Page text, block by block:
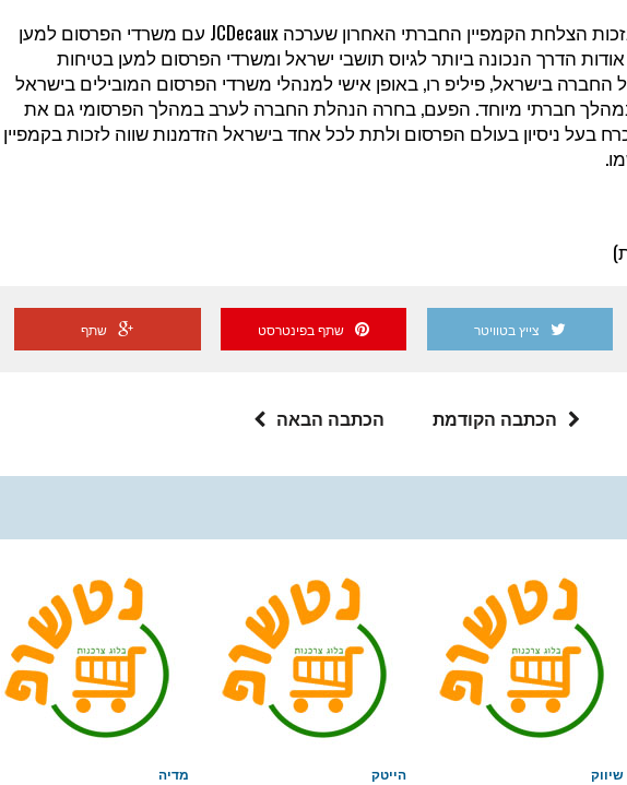
בזכות הצלחת הקמפיין החברתי האחרון שערכה JCDecaux עם משרדי הפרסום למען
הדרך הנכונה ביותר לגיוס תושבי ישראל ומשרדי הפרסום למען בטיחות
החברה בישראל, פיליפ רו, באופן אישי למנהלי משרדי הפרסום המובילים בישראל
חברתי מיוחד. הפעם, בחרה הנהלת החברה לערב במהלך הפרסומי גם את
בעל ניסיון בעולם הפרסום ולתת לכל אחד בישראל הזדמנות שווה לזכות בקמפיין
צייץ בטוויטר שתף בפינטרסט שתף
הכתבה הקודמת הכתבה הבאה
שיווק הייטק מדיה